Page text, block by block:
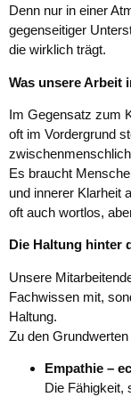
Denn nur in einer
gegenseitiger
die wirklich trägt.
Was unsere Arbeit
Im Gegensatz zum
oft im Vordergrund
Es braucht
und innerer Klarheit
oft auch wortlos,
Die Haltung hinter
Unsere
Fachwissen mit,
Haltung.
Zu den
Empathie –
Die Fähigkeit,